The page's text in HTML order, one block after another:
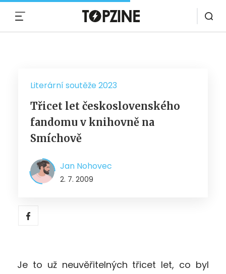
Literární soutěže 2023
Třicet let československého
fandomu v knihovně na
Smíchově
Jan Nohovec
2. 7. 2009
Je to už neuvěřitelných třicet let, co byl